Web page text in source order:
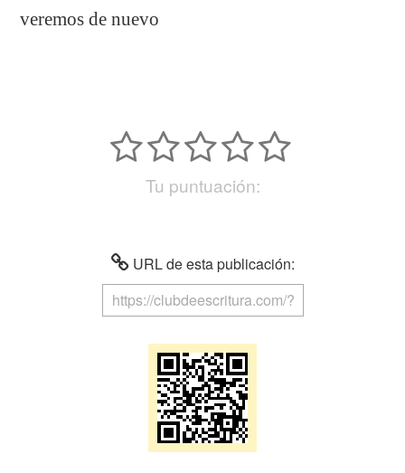
veremos de nuevo
Tu puntuación:
URL de esta publicación: